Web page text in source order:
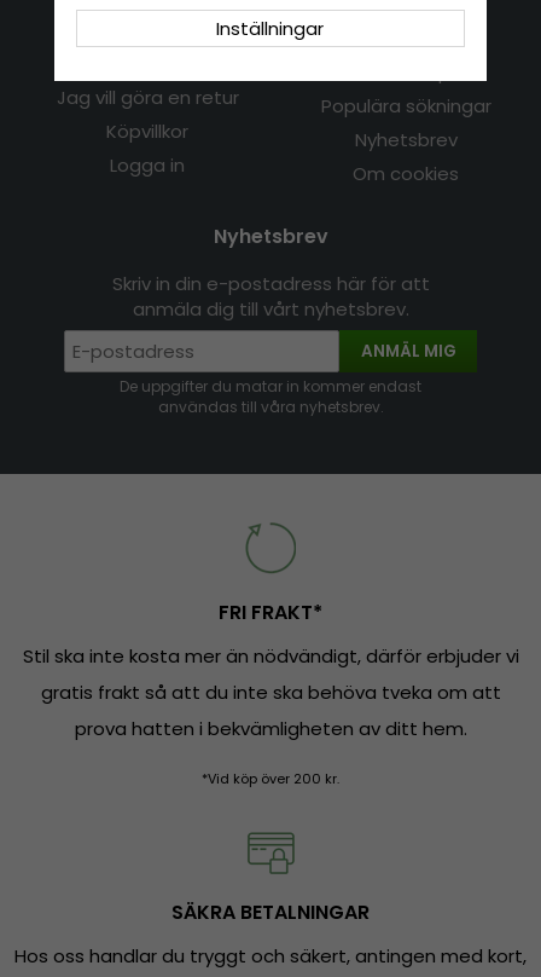
Kundservice
Jag vill göra en retur
Köpvillkor
Logga in
Information
Populära sökningar
Nyhetsbrev
Om cookies
Nyhetsbrev
Skriv in din e-postadress här för att
anmäla dig till vårt nyhetsbrev.
ANMÄL MIG
De uppgifter du matar in kommer endast
användas till våra nyhetsbrev.
FRI FRAKT*
Stil ska inte kosta mer än nödvändigt, därför erbjuder vi
gratis frakt så att du inte ska behöva tveka om att
prova hatten i bekvämligheten av ditt hem.
*Vid köp över 200 kr.
SÄKRA BETALNINGAR
Hos oss handlar du tryggt och säkert, antingen med kort,
Inställningar